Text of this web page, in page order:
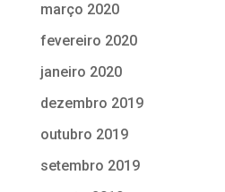
março 2020
fevereiro 2020
janeiro 2020
dezembro 2019
outubro 2019
setembro 2019